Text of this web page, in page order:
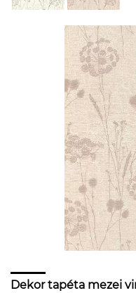
Dekor tapéta mezei